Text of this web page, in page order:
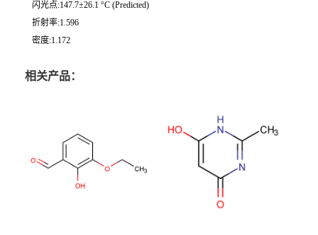
闪光点:147.7±26.1 °C (Predicted)
折射率:1.596
密度:1.172
相关产品：